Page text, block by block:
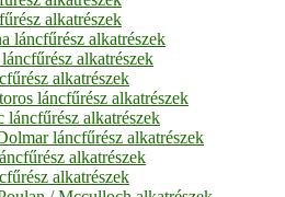
alkatrészek
láncfűrész alkatrészek
alkatrészek
alkatrészek
láncfűrész alkatrészek
láncfűrész alkatrészek
láncfűrész alkatrészek
alkatrészek
alkatrészek